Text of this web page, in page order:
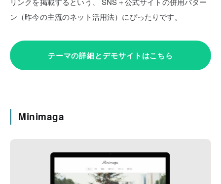
ン（昨今の主流のネット活用法）にぴったりです。
テーマの詳細とデモサイトはこちら
Minimaga